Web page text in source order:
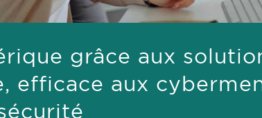
grâce aux
efficace aux